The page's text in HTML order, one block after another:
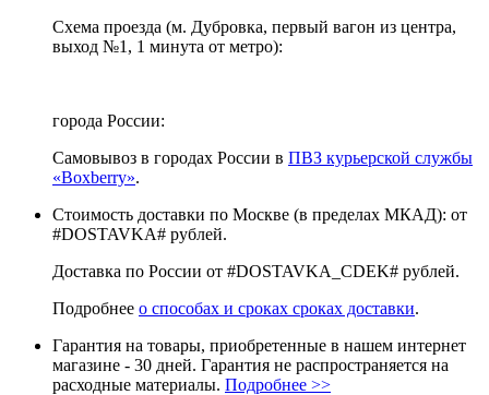
Схема проезда (м. Дубровка, первый вагон из центра,
выход №1, 1 минута от метро):
города России:
Самовывоз в городах России в ПВЗ курьерской службы
«Boxberry».
Стоимость доставки по Москве (в пределах МКАД): от
#DOSTAVKA# рублей.
Доставка по России от #DOSTAVKA_CDEK# рублей.
Подробнее о способах и сроках сроках доставки.
Гарантия на товары, приобретенные в нашем интернет
магазине - 30 дней. Гарантия не распространяется на
расходные материалы. Подробнее >>